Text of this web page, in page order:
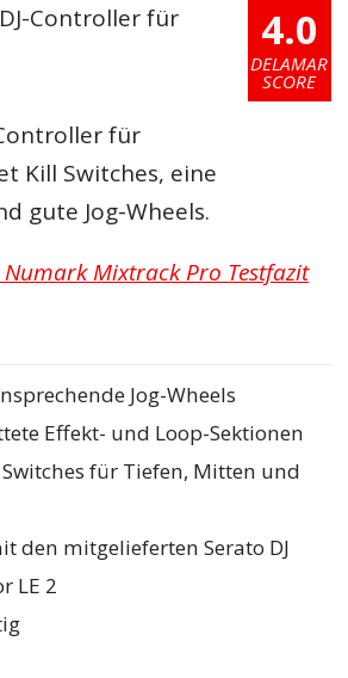
4.0
DELAMAR
SCORE
Controller für
für
Kill Switches, eine
gute Jog-Wheels.
Mixtrack Pro Testfazit
Jog-Wheels
Effekt- und Loop-Sektionen
für Tiefen, Mitten und
den mitgelieferten Serato DJ
LE 2